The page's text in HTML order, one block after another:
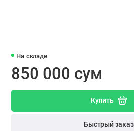
На складе
850 000 сум
Купить
Быстрый заказ